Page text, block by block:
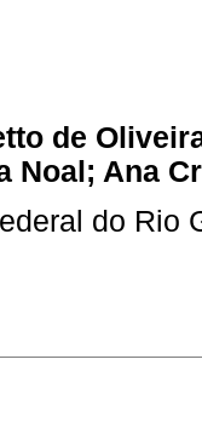
de
Noal; Ana
do Rio